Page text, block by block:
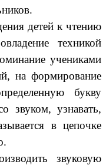
детей к чтению
техникой
учениками
на формирование
букву
звуком, узнавать,
в цепочке
звуковую